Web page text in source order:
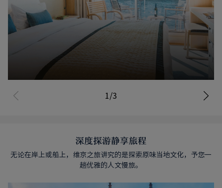
1/3
深度探游静享旅程
无论在岸上或船上，维京之旅讲究的是探索原味当地文化，予您一
趟优雅的人文慢旅。